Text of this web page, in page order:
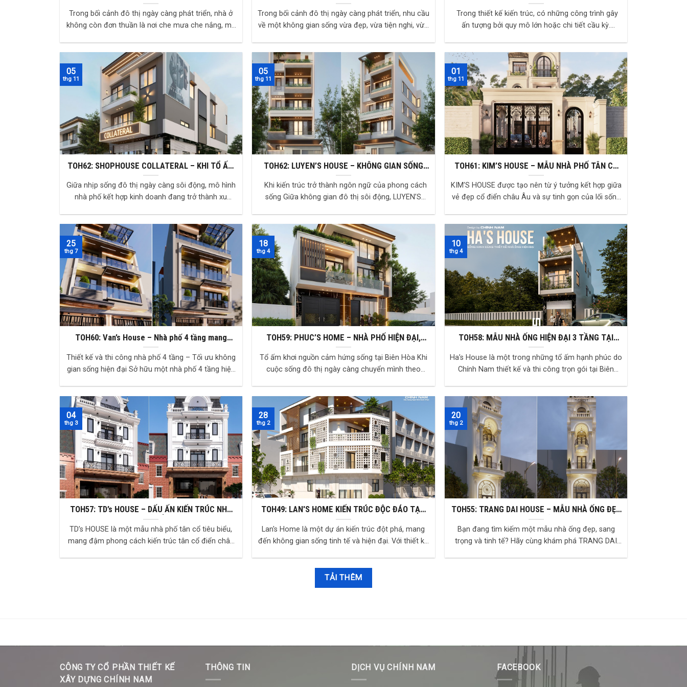
sống hiện đại, tinh tế và bền vững
Trong bối cảnh đô thị ngày càng phát triển, nhà ở
không còn đơn thuần là nơi che mưa che nắng, mà
hiện đại giữa nhịp sống đô thị
Trong bối cảnh đô thị ngày càng phát triển, nhu cầu
về một không gian sống vừa đẹp, vừa tiện nghi, vừa
Điển tinh giản, sang trọng và khác biệt
Trong thiết kế kiến trúc, có những công trình gây
ấn tượng bởi quy mô lớn hoặc chi tiết cầu kỳ.
TOH62: SHOPHOUSE COLLATERAL – KHI TỔ ẤM
TRỞ THÀNH KHÔNG GIAN KINH DOANH SINH LỢI
ĐẦY PHONG CÁCH
Giữa nhịp sống đô thị ngày càng sôi động, mô hình
nhà phố kết hợp kinh doanh đang trở thành xu
05
thg 11
TOH62: LUYEN’S HOUSE – KHÔNG GIAN SỐNG
HIỆN ĐẠI KẾT HỢP KINH DOANH TẠI ĐỒNG NAI
Khi kiến trúc trở thành ngôn ngữ của phong cách
sống Giữa không gian đô thị sôi động, LUYEN’S
05
thg 11
TOH61: KIM’S HOUSE – MẪU NHÀ PHỐ TÂN CỔ
ĐIỂN THANH LỊCH, TẠO DẤU ẤN KHÁC BIỆT
KIM’S HOUSE được tạo nên từ ý tưởng kết hợp giữa
vẻ đẹp cổ điển châu Âu và sự tinh gọn của lối sống
01
thg 11
TOH60: Van’s House – Nhà phố 4 tầng mang
phong cách sống riêng giữa đô thị hiện đại
Thiết kế và thi công nhà phố 4 tầng – Tối ưu không
gian sống hiện đại Sở hữu một nhà phố 4 tầng hiện
25
thg 7
TOH59: PHUC’S HOME – NHÀ PHỐ HIỆN ĐẠI,
SỐNG CHẤT BẮT ĐẦU TỪ THIẾT KẾ
Tổ ấm khơi nguồn cảm hứng sống tại Biên Hòa Khi
cuộc sống đô thị ngày càng chuyển mình theo
18
thg 4
TOH58: MẪU NHÀ ỐNG HIỆN ĐẠI 3 TẦNG TẠI
BIÊN HÒA – GIẢI PHÁP SỐNG XANH CHO GIA
ĐÌNH TRẺ
Ha’s House là một trong những tổ ấm hạnh phúc do
Chính Nam thiết kế và thi công trọn gói tại Biên
10
thg 4
TOH57: TD’s HOUSE – DẤU ẤN KIẾN TRÚC NHÀ
PHỐ TÂN CỔ ĐẲNG CẤP
TD’s HOUSE là một mẫu nhà phố tân cổ tiêu biểu,
mang đậm phong cách kiến trúc tân cổ điển châu
04
thg 3
TOH49: LAN'S HOME KIẾN TRÚC ĐỘC ĐÁO TẠO
NÊN KHÔNG GIAN SỐNG TINH TẾ KẾT NỐI THIÊN
NHIÊN
Lan's Home là một dự án kiến trúc đột phá, mang
đến không gian sống tinh tế và hiện đại. Với thiết kế
28
thg 2
TOH55: TRANG DAI HOUSE – MẪU NHÀ ỐNG ĐẸP
VỚI VẺ ĐẸP TÂN CỔ ĐIỂN TRƯỜNG TỒN
Bạn đang tìm kiếm một mẫu nhà ống đẹp, sang
trọng và tinh tế? Hãy cùng khám phá TRANG DAI
20
thg 2
TẢI THÊM
CÔNG TY CỔ PHẦN THIẾT KẾ
XÂY DỰNG CHÍNH NAM
THÔNG TIN DỊCH VỤ CHÍNH NAM FACEBOOK